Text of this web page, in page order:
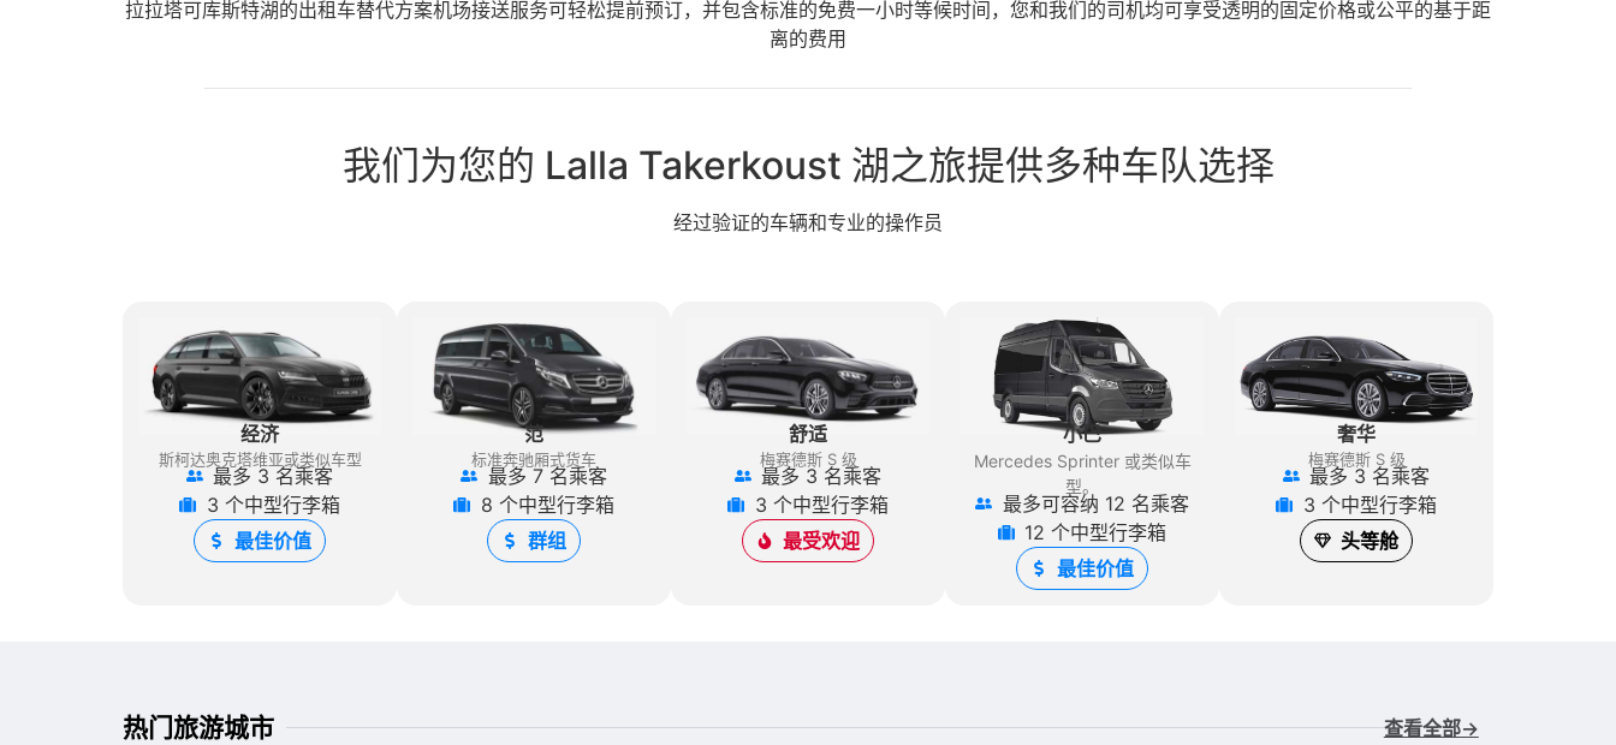
拉拉塔可库斯特湖的出租车替代方案机场接送服务可轻松提前预订，并包含标准的免费一小时等候时间，您和我们的司机均可享受透明的固定价格或公平的基于距
离的费用
我们为您的 Lalla Takerkoust 湖之旅提供多种车队选择
经过验证的车辆和专业的操作员
经济
斯柯达奥克塔维亚或类似车型
最多 3 名乘客
3 个中型行李箱
最佳价值
范
标准奔驰厢式货车
最多 7 名乘客
8 个中型行李箱
群组
舒适
梅赛德斯 S 级
最多 3 名乘客
3 个中型行李箱
最受欢迎
小巴
Mercedes Sprinter或类似车
型。
最多可容纳 12 名乘客
12 个中型行李箱
最佳价值
奢华
梅赛德斯 S 级
最多 3 名乘客
3 个中型行李箱
头等舱
热门旅游城市 查看全部→